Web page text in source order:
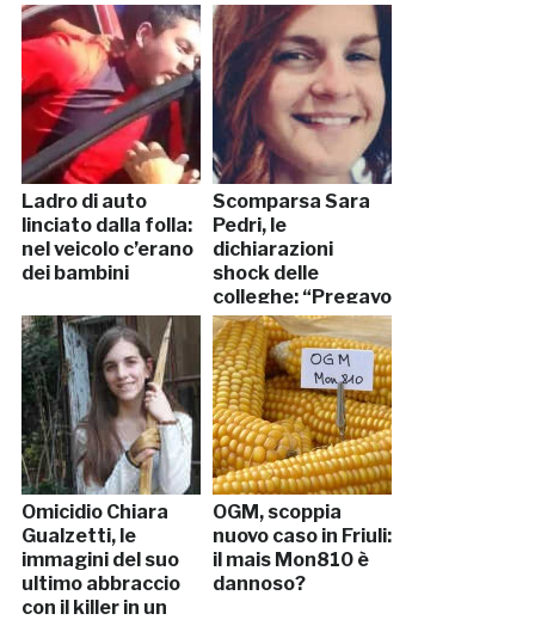
Ladro di auto
linciato dalla folla:
nel veicolo c’erano
dei bambini
Scomparsa Sara
Pedri, le
dichiarazioni
shock delle
colleghe: “Pregavo
di fare un
incidente pur di
non andare a
lavorare”
Omicidio Chiara
Gualzetti, le
immagini del suo
ultimo abbraccio
con il killer in un
OGM, scoppia
nuovo caso in Friuli:
il mais Mon810 è
dannoso?